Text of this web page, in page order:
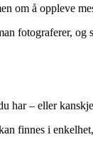
om å oppleve
fotograferer,
har – eller
finnes i